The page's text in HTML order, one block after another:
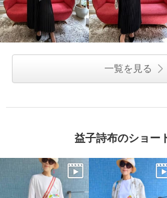
一覧を見る
益子詩布のショー